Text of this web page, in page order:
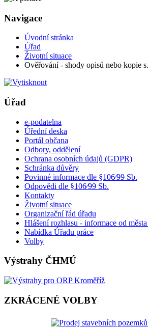
Navigace
Úvodní stránka
Úřad
Životní situace
Ověřování - shody opisů nebo kopie
Úřad
e-podatelna
Úřední deska
Portál občana
Odbory, oddělení
Ochrana osobních údajů (GDPR)
Schránka důvěry
Povinné informace dle §106⁄99 Sb.
Odpovědi dle §106⁄99 Sb.
Kontakty
Životní situace
Organizační řád úřadu
Hlášení rozhlasu - informace od
Nabídka Úřadu práce
Volby
Výstrahy ČHMÚ
ZKRÁCENÉ VOLBY